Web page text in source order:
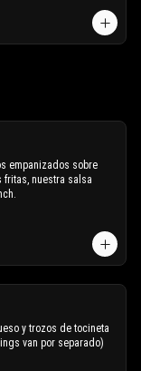
empanizados sobre
fritas, nuestra salsa
y trozos de tocineta
van por separado)